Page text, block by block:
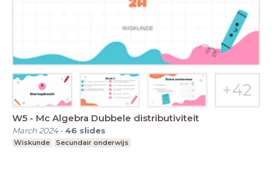
W5 - Mc Algebra Dubbele distributiviteit
March 2024- 46 slides
Wiskunde Secundair onderwijs